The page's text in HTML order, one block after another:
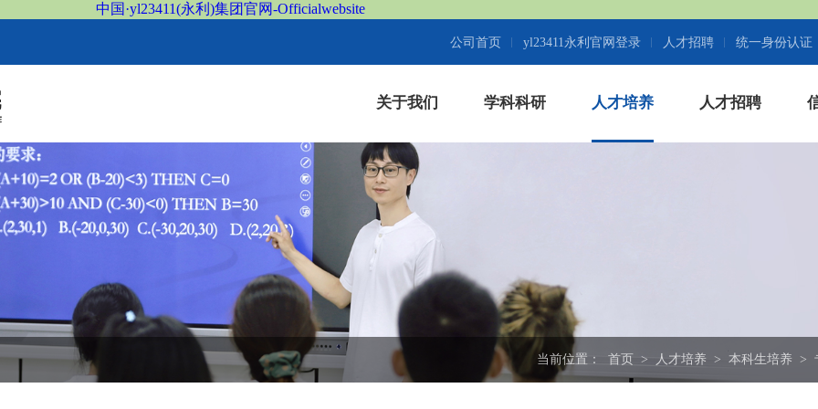
中国·yl23411(永利)集团官网-Officialwebsite
统一身份认证
人才招聘
yl23411永利官网登录
公司首页
关于我们 学科科研 人才培养 人才招聘
当前位置： 首页 > 人才培养 > 本科生培养 >